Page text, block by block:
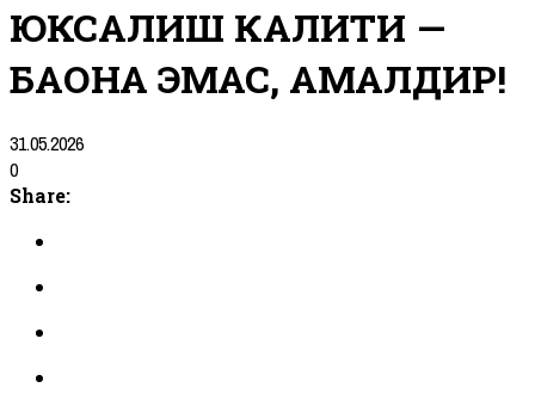
ЮКСАЛИШ КАЛИТИ —
БАҲОНА ЭМАС, АМАЛДИР!
31.05.2026
0
Share: